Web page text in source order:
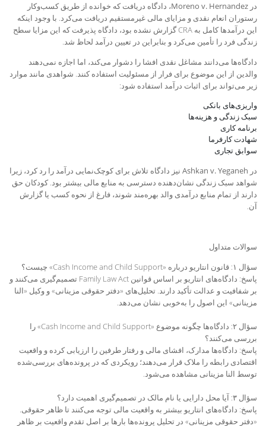
در Moreno v. Hernandez، دادگاه دریافت که خوانده از طریق کسب‌وکار
رستوران انعام نقدی و مزایای مالی غیرمستقیم دریافت می‌کرد. با وجود اینکه
این درآمدها کامل به CRAگزارش نشده بود، دادگاه پذیرفت که این مزایا سطح
زندگی فرد را تأمین می‌کرد و بنابراین در تعیین درآمد لحاظ شد.
دادگاه‌ها می‌دانند مشاغل نقدی افشا را دشوار می‌کند، اما اجازه نمی‌دهند
والدین از این موضوع برای فرار از مسئولیت استفاده کنند. شواهدی مانند موارد
زیر می‌تواند برای اثبات درآمد استفاده شود:
واریزی‌های بانکی
سبک زندگی و هزینه‌ها
برنامه کاری
شهادت کارفرما
سوابق تجاری
در Ashkan v. Yeganeh نیز دادگاه تلاش برای کوچک‌نمایی درآمد را رد کرد، زیرا
شواهد سبک زندگی نشان‌دهنده دسترسی به منابع مالی بیشتر بود. کودکان حق
دارند از تمام منابع درآمدی والد بهره‌مند شوند، فارغ از نحوه کسب یا گزارش
آن.
سوالات متداول
سؤال ۱: قانون انتاریو درباره «Cash Income and Child Support» چیست؟
پاسخ: دادگاه‌های انتاریو بر اساس قوانین Family Law Act تصمیم‌گیری می‌کنند و
بر شفافیت و عدالت تأکید دارند. تحلیل‌های «دفتر حقوقی مزینانی» و وکیل «النا
مزینانی» این اصول را به‌خوبی نشان می‌دهد.
سؤال ۲: دادگاه‌ها چگونه موضوع «Cash Income and Child Support» را
بررسی می‌کنند؟
پاسخ: دادگاه‌ها مدارک، افشای مالی و رفتار طرفین را ارزیابی کرده و واقعیت
اقتصادی رابطه را ملاک قرار می‌دهند؛ رویکردی که در پرونده‌های بررسی‌شده
توسط النا مزینانی مشاهده می‌شود.
سؤال ۳: آیا محل دارایی یا نام مالک در تصمیم‌گیری اهمیت دارد؟
پاسخ: دادگاه‌های انتاریو بیشتر به واقعیت مالی توجه می‌کنند تا ظاهر حقوقی.
«دفتر حقوقی مزینانی» در تحلیل پرونده‌ها بارها بر اصل تقدم واقعیت بر ظاهر